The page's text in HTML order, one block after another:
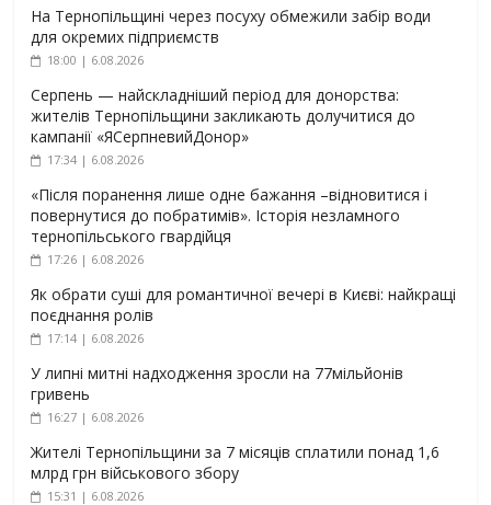
На Тернопільщині через посуху обмежили забір води
для окремих підприємств
18:00 | 6.08.2026
Серпень — найскладніший період для донорства:
жителів Тернопільщини закликають долучитися до
кампанії «ЯСерпневийДонор»
17:34 | 6.08.2026
«Після поранення лише одне бажання –відновитися і
повернутися до побратимів». Історія незламного
тернопільського гвардійця
17:26 | 6.08.2026
Як обрати суші для романтичної вечері в Києві: найкращі
поєднання ролів
17:14 | 6.08.2026
У липні митні надходження зросли на 77мільйонів
гривень
16:27 | 6.08.2026
Жителі Тернопільщини за 7 місяців сплатили понад 1,6
млрд грн військового збору
15:31 | 6.08.2026